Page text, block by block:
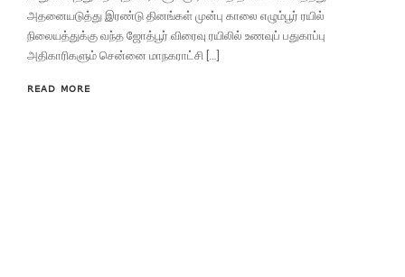
அதனையடுத்து இரண்டு தினங்கள் முன்பு காலை எழும்பூர் ரயில்
நிலையத்துக்கு வந்த ஜோத்பூர் விரைவு ரயிலில் உணவுப் பதுகாப்பு
அதிகாரிகளும் சென்னை மாநகராட்சி […]
READ MORE